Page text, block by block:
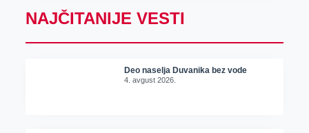
NAJČITANIJE VESTI
Deo naselja Duvanika bez vode
4. avgust 2026.